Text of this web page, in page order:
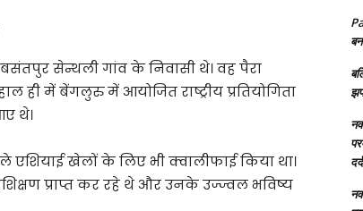
बसंतपुर सेन्थली गांव के निवासी थे। वह पैरा
में बेंगलुरु में आयोजित राष्ट्रीय प्रतियोगिता
थे।
एशियाई खेलों के लिए भी क्वालीफाई किया था।
प्राप्त कर रहे थे और उनके उज्ज्वल भविष्य